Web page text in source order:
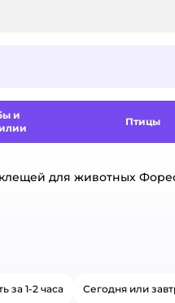
и
Птицы
для животных
за 1-2 часа Сегодня или